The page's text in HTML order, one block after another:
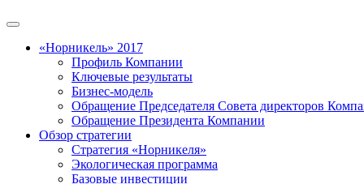
«Норникель» 2017
Профиль Компании
Ключевые результаты
Бизнес-модель
Обращение Председателя Совета директоров
Обращение Президента Компании
Обзор стратегии
Стратегия «Норникеля»
Экологическая программа
Базовые инвестиции